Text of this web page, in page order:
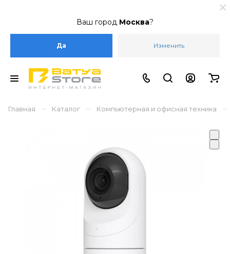
Ваш город Москва?
Да Изменить
Главная – Каталог – Компьютерная и офисная техника –